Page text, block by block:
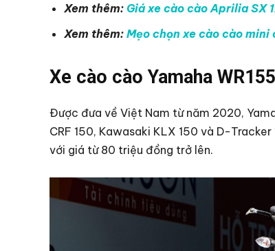
Xem thêm: Giá xe cào cào Aprilia SX
Xem thêm: Mẹo chọn xe cào cào
Xe cào cào Yamaha
Được đưa về Việt Nam từ năm 2020,
CRF 150, Kawasaki KLX 150 và D-
với giá từ 80 triệu đồng trở lên.